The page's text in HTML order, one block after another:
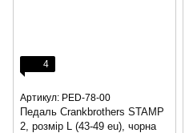
4
Артикул: PED-78-00
Педаль Crankbrothers STAMP
2, розмір L (43-49 eu), чорна